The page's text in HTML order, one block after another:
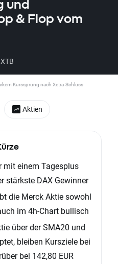
und
& Flop vom
Kurssprung nach Xetra-Schluss
mit einem Tagesplus
stärkste DAX Gewinner
die Merck Aktie sowohl
im 4h-Chart bullisch
über der SMA20 und
bleiben Kursziele bei
bei 142,80 EUR
Aktien